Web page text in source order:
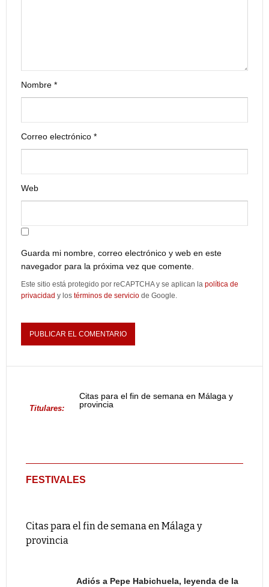
Nombre *
Correo electrónico *
Web
Guarda mi nombre, correo electrónico y web en este
navegador para la próxima vez que comente.
Este sitio está protegido por reCAPTCHA y se aplican la política de
privacidad y los términos de servicio de Google.
Titulares:
Citas para el fin de semana en Málaga y
provincia
FESTIVALES
Citas para el fin de semana en Málaga y
provincia
Adiós a Pepe Habichuela, leyenda de la